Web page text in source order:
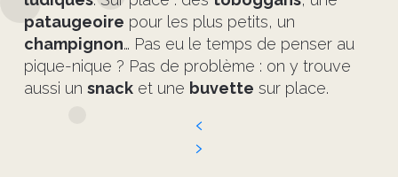
pataugeoire pour les plus petits, un
champignon… Pas eu le temps de penser au
pique-nique ? Pas de problème : on y trouve
aussi un snack et une buvette sur place.